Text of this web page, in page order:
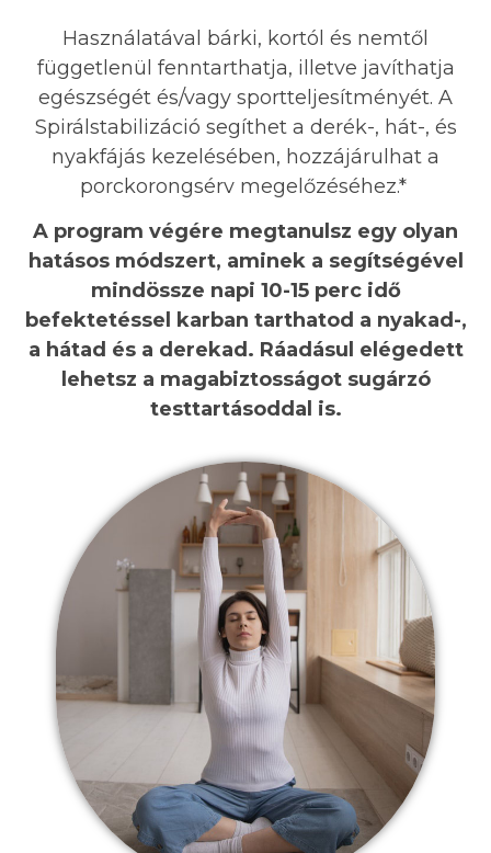
Használatával bárki, kortól és nemtől
függetlenül fenntarthatja, illetve javíthatja
egészségét és/vagy sportteljesítményét. A
Spirálstabilizáció segíthet a derék-, hát-, és
nyakfájás kezelésében, hozzájárulhat a
porckorongsérv megelőzéséhez.*
A program végére megtanulsz egy olyan
hatásos módszert, aminek a segítségével
mindössze napi 10-15 perc idő
befektetéssel karban tarthatod a nyakad-,
a hátad és a derekad. Ráadásul elégedett
lehetsz a magabiztosságot sugárzó
testtartásoddal is.